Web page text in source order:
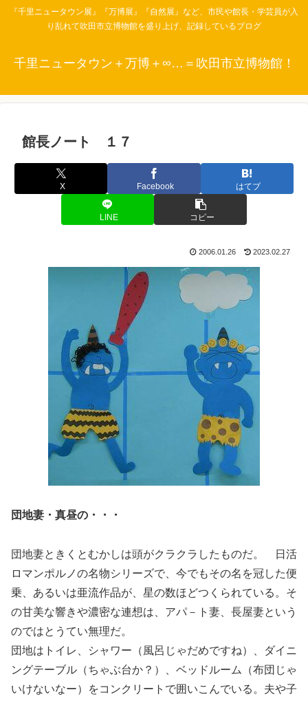
『千里ニュータウン展』『万博展』『自然展』など、市民や館長・学芸員が入
り乱れて吹田市立博物館を盛り上げ、記録しているブログ
千里ニュータウン＋万博＋∞…＝吹田市立博物館！
館長ノート １７
X Facebook はてブ
LINE コピー
2006.01.26 2023.02.27
団地妻・真昼の・・・
団地妻ときくとむかしは頭がクラクラしたものだ。 日活
ロマンポルノの名物シリーズで、今でもその名を冠した便
乗、あるいは亜流作品が、星の数ほどつくられている。そ
の甘美な響きや濃密な連想は、アパ－ト妻、長屋妻という
のではとうてい無理だ。
団地はトイレ、シャワー（風呂じゃだめですね）、ダイニ
ングテーブル（ちゃぶ台か？）、ベッドルーム（布団じゃ
いけないなー）をコンクリートで囲いこんでいる。夫や子